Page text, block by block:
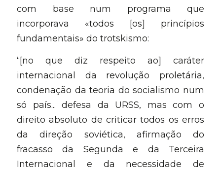
com base num programa que
incorporava «todos [os] princípios
fundamentais» do trotskismo:
“[no que diz respeito ao] caráter
internacional da revolução proletária,
condenação da teoria do socialismo num
só país... defesa da URSS, mas com o
direito absoluto de criticar todos os erros
da direção soviética, afirmação do
fracasso da Segunda e da Terceira
Internacional e da necessidade de